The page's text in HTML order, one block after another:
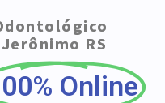
RS
Online